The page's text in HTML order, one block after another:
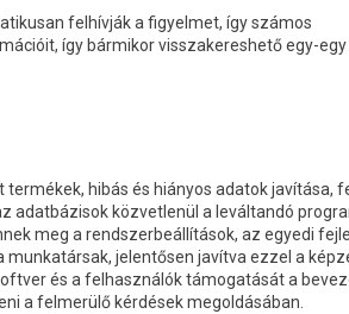
felhívják a figyelmet, így számos
így bármikor visszakereshető egy-
hibás és hiányos adatok javítása,
adatbázisok közvetlenül a leváltandó
meg a rendszerbeállítások, az egyedi
jelentősen javítva ezzel a
és a felhasználók támogatását a
a felmerülő kérdések megoldásában.